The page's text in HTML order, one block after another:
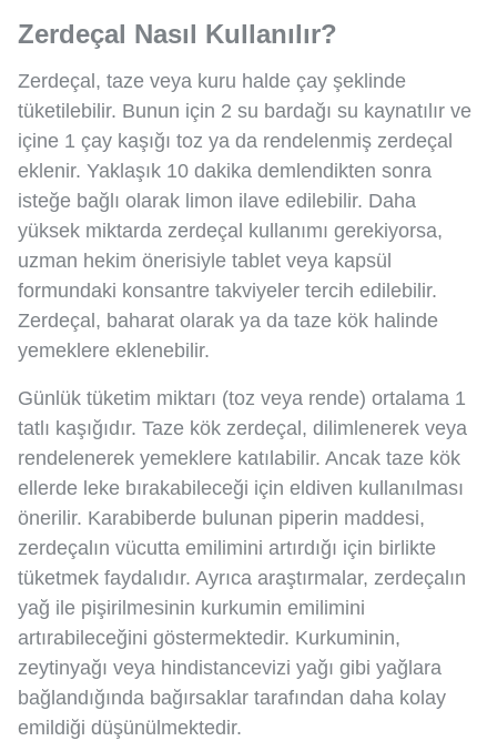
Zerdeçal Nasıl Kullanılır?
Zerdeçal, taze veya kuru halde çay şeklinde
tüketilebilir. Bunun için 2 su bardağı su kaynatılır ve
içine 1 çay kaşığı toz ya da rendelenmiş zerdeçal
eklenir. Yaklaşık 10 dakika demlendikten sonra
isteğe bağlı olarak limon ilave edilebilir. Daha
yüksek miktarda zerdeçal kullanımı gerekiyorsa,
uzman hekim önerisiyle tablet veya kapsül
formundaki konsantre takviyeler tercih edilebilir.
Zerdeçal, baharat olarak ya da taze kök halinde
yemeklere eklenebilir.
Günlük tüketim miktarı (toz veya rende) ortalama 1
tatlı kaşığıdır. Taze kök zerdeçal, dilimlenerek veya
rendelenerek yemeklere katılabilir. Ancak taze kök
ellerde leke bırakabileceği için eldiven kullanılması
önerilir. Karabiberde bulunan piperin maddesi,
zerdeçalın vücutta emilimini artırdığı için birlikte
tüketmek faydalıdır. Ayrıca araştırmalar, zerdeçalın
yağ ile pişirilmesinin kurkumin emilimini
artırabileceğini göstermektedir. Kurkuminin,
zeytinyağı veya hindistancevizi yağı gibi yağlara
bağlandığında bağırsaklar tarafından daha kolay
emildiği düşünülmektedir.